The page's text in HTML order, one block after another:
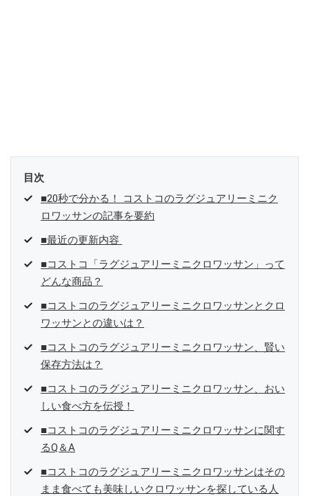
目次
■20秒で分かる！ コストコのラグジュアリーミニク
ロワッサンの記事を要約
■最近の更新内容
■コストコ「ラグジュアリーミニクロワッサン」って
どんな商品？
■コストコのラグジュアリーミニクロワッサンとクロ
ワッサンとの違いは？
■コストコのラグジュアリーミニクロワッサン、賢い
保存方法は？
■コストコのラグジュアリーミニクロワッサン、おい
しい食べ方を伝授！
■コストコのラグジュアリーミニクロワッサンに関す
るQ＆A
■コストコのラグジュアリーミニクロワッサンはその
まま食べても美味しいクロワッサンを探している人